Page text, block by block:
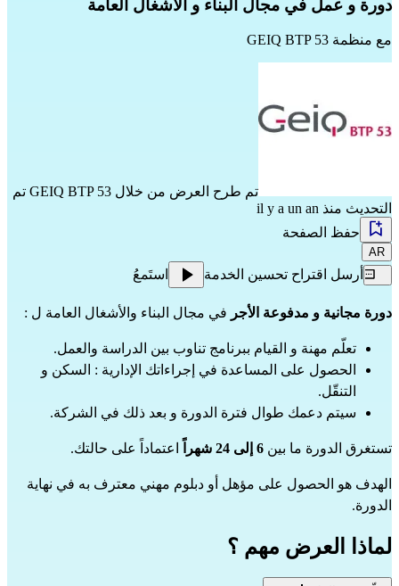
دورة و عمل في مجال البناء و الأشغال العامة
مع منظمة GEIQ BTP 53
تم طرح العرض من خلال GEIQ BTP 53 تم
التحديث منذ il y a un an
حفظ الصفحة
AR
أرسل اقتراح تحسين الخدمة استَمعُ
دورة مجانية و مدفوعة الأجر في مجال البناء والأشغال العامة ل :
تعلّم مهنة و القيام ببرنامج تناوب بين الدراسة والعمل.
التنقّل.
سيتم دعمك طوال فترة الدورة و بعد ذلك في الشركة.
تستغرق الدورة ما بين 6 إلى 24 شهراً اعتماداً على حالتك.
الدورة.
لماذا العرض مهم ؟